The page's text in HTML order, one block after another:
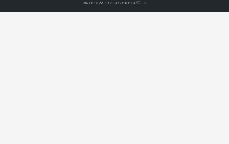
豫ICP备2024102974号-3